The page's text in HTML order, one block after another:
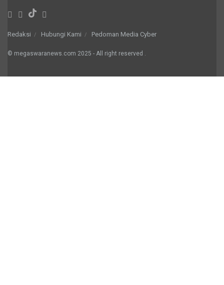
Redaksi Hubungi Kami Pedoman Media Cyber
© megaswaranews.com 2025 - All right reserved